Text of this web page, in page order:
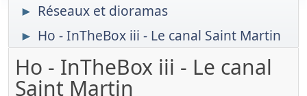
► Réseaux et dioramas
► Ho - InTheBox iii - Le canal Saint Martin
Ho - InTheBox iii - Le canal
Saint Martin